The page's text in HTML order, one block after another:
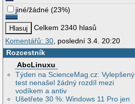
jiné/žádné (23%)
Celkem 2340 hlasů
Komentářů: 30 , poslední 3.4. 20:20
Rozcestník
AbcLinuxu
Týden na ScienceMag.cz: Vylepšený
test nenašel žádný rozdíl mezi
vodíkem a antiv
Ušetřete 30 %: Windows 11 Pro jen